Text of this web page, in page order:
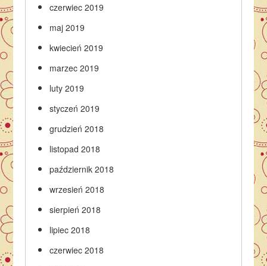
czerwiec 2019
maj 2019
kwiecień 2019
marzec 2019
luty 2019
styczeń 2019
grudzień 2018
listopad 2018
październik 2018
wrzesień 2018
sierpień 2018
lipiec 2018
czerwiec 2018